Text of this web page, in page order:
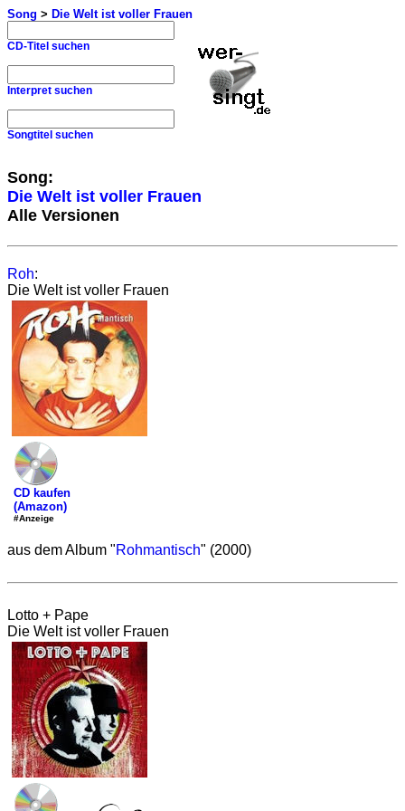
Song > Die Welt ist voller Frauen
CD-Titel suchen
Interpret suchen
Songtitel suchen
Song:
Die Welt ist voller Frauen
Alle Versionen
Roh:
Die Welt ist voller Frauen
CD kaufen
(Amazon)
#Anzeige
aus dem Album "Rohmantisch" (2000)
Lotto + Pape
Die Welt ist voller Frauen